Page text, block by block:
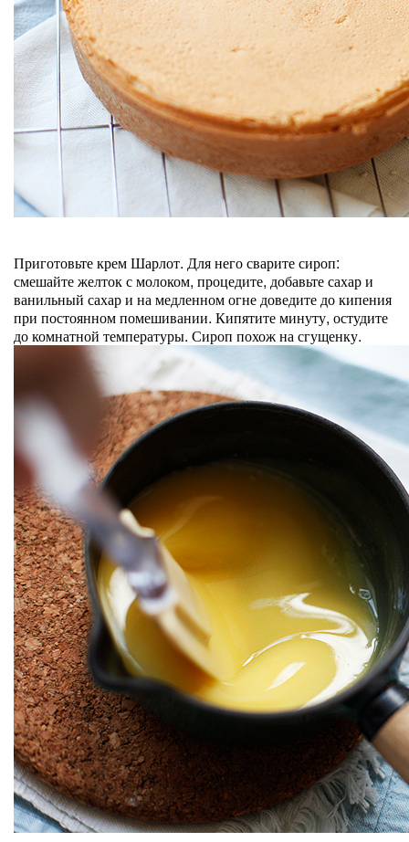
Приготовьте крем Шарлот. Для него сварите сироп:
смешайте желток с молоком, процедите, добавьте сахар и
ванильный сахар и на медленном огне доведите до кипения
при постоянном помешивании. Кипятите минуту, остудите
до комнатной температуры. Сироп похож на сгущенку.